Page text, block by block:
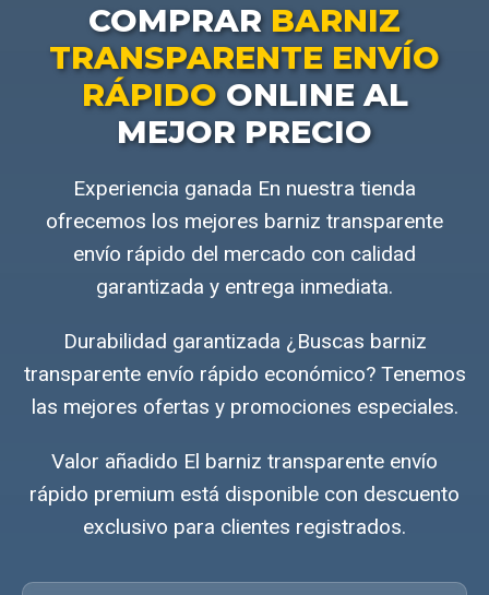
COMPRAR BARNIZ
TRANSPARENTE ENVÍO
RÁPIDOONLINE AL
MEJOR PRECIO
Experiencia ganada En nuestra tienda
ofrecemos los mejores barniz transparente
envío rápido del mercado con calidad
garantizada y entrega inmediata.
Durabilidad garantizada ¿Buscas barniz
transparente envío rápido económico? Tenemos
las mejores ofertas y promociones especiales.
Valor añadido El barniz transparente envío
rápido premium está disponible con descuento
exclusivo para clientes registrados.